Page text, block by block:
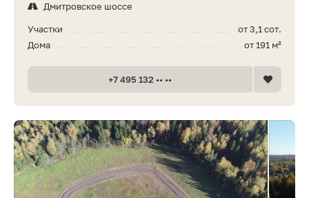
Дмитровское шоссе
от 3,1 сот.
Участки
от 191 м²
Дома
+7 495 132 •• ••